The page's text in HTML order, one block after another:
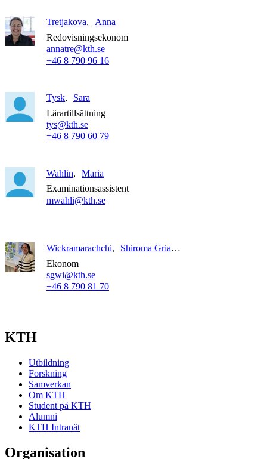
Tretjakova
Anna
Redovisningsekonom
annatre@kth.se
+46 8 790 96 16
Tysk
Sara
Lärartillsättning
tys@kth.se
+46 8 790 60 79
Wahlin
Maria
Examinationsassistent
mwahli@kth.se
Wickramarachchi
Shiroma Griangany
Ekonom
sgwi@kth.se
+46 8 790 81 70
KTH
Utbildning
Forskning
Samverkan
Om KTH
Student på KTH
Alumni
KTH Intranät
Organisation